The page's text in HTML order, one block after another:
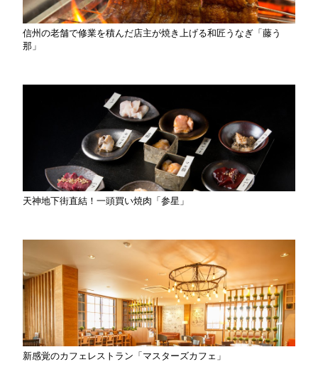
信州の老舗で修業を積んだ店主が焼き上げる和匠うなぎ「藤う
那」
天神地下街直結！一頭買い焼肉「参星」
新感覚のカフェレストラン「マスターズカフェ」